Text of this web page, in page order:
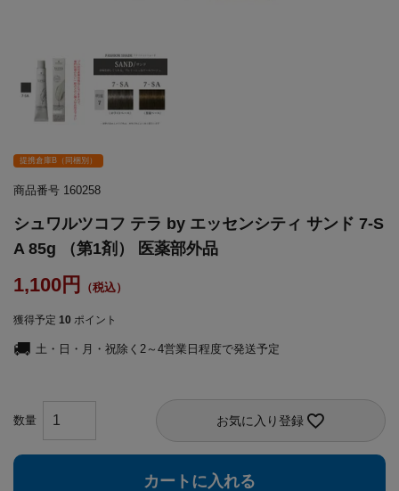
提携倉庫B（同梱別）
商品番号 160258
シュワルツコフ テラ by エッセンシティ サンド 7-S
A 85g （第1剤） 医薬部外品
1,100
獲得予定 10 ポイント
土・日・月・祝除く2～4営業日程度で発送予定
お気に入り登録
カートに入れる